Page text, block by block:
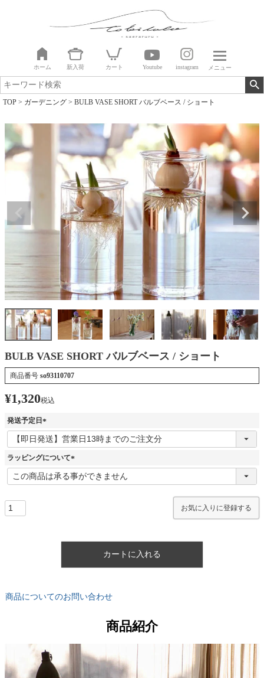
ホーム 新入荷 カート Youtube instagram メニュー
TOP ガーデニング BULB VASE SHORT バルブベース / ショート
BULB VASE SHORT バルブベース / ショート
商品番号 so93110707
¥1,320税込
発送予定日
(
必
須
ラッピングについて
(
必
お気に入りに登録する
カートに入れる
商品についてのお問い合わせ
商品紹介